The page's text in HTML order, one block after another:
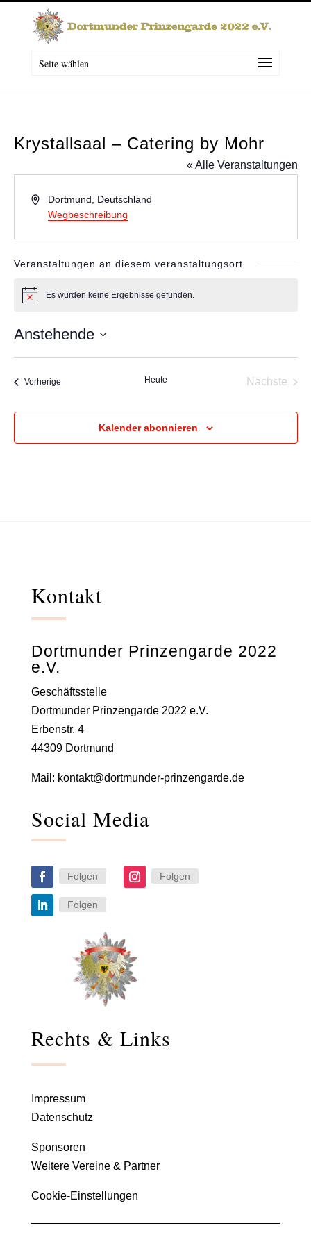
Seite wählen
Krystallsaal – Catering by Mohr
« Alle Veranstaltungen
AdresseDortmund
Deutschland
Wegbeschreibung
Veranstaltungen an diesem veranstaltungsort
HinweisEs wurden keine Ergebnisse gefunden.
Anstehende
Datum
VorherigeVeranstaltungen Heute
Nächste
Kalender abonnieren
Kontakt
Dortmunder Prinzengarde 2022
e.V.
Geschäftsstelle
Dortmunder Prinzengarde 2022 e.V.
Erbenstr. 4
44309 Dortmund
Mail: kontakt@dortmunder-prinzengarde.de
Social Media
Folgen Folgen
Folgen
Rechts & Links
Impressum
Datenschutz
Sponsoren
Weitere Vereine & Partner
Cookie-Einstellungen